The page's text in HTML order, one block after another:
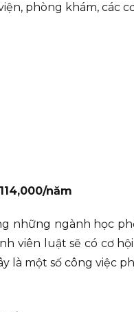
phòng khám, các
năm
những ngành học
viên luật sẽ có cơ
là một số công việc